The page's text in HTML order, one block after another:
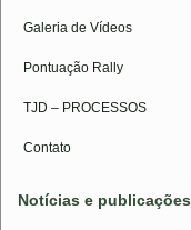
Galeria de Vídeos
Pontuação Rally
TJD – PROCESSOS
Contato
Notícias e publicações